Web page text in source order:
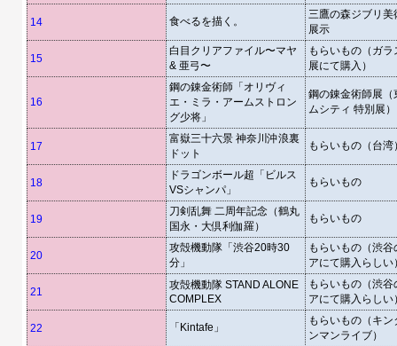
14 食べるを描く。
三鷹の森ジブリ美
展示
15
白目クリアファイル〜マヤ
& 亜弓〜
もらいもの（ガラ
展にて購入）
16
鋼の錬金術師「オリヴィ
エ・ミラ・アームストロン
グ少将」
鋼の錬金術師展（
ムシティ 特別展）
17
富嶽三十六景 神奈川沖浪裏
ドット
もらいもの（台湾
18
ドラゴンボール超「ビルス
VSシャンパ」
もらいもの
19
刀剣乱舞 二周年記念（鶴丸
国永・大倶利伽羅）
もらいもの
20
攻殻機動隊「渋谷20時30
分」
もらいもの（渋谷
アにて購入らしい
21
攻殻機動隊 STAND ALONE
COMPLEX
もらいもの（渋谷
アにて購入らしい
22 「Kintafe」
もらいもの（キン
ンマンライブ）